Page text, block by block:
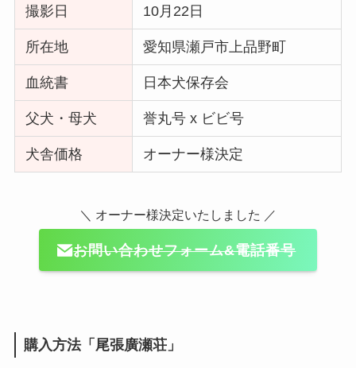
撮影日 10月22日
所在地 愛知県瀬戸市上品野町
血統書 日本犬保存会
父犬・母犬 誉丸号 x ビビ号
犬舎価格 オーナー様決定
＼ オーナー様決定いたしました ／
お問い合わせフォーム&電話番号
購入方法「尾張廣瀬荘」